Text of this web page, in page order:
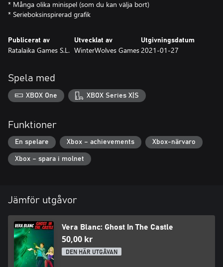
* Många olika minispel (som du kan välja bort)
* Serieboksinspirerad grafik
Publicerat av
Ratalaika Games S.L.
Utvecklat av
WinterWolves Games
Utgivningsdatum
2021-01-27
Spela med
XBOX One XBOX Series X|S
Funktioner
En spelare Xbox – achievements Xbox-närvaro
Xbox – spara i molnet
Jämför utgåvor
Vera Blanc: Ghost In The Castle
50,00 kr
DEN HÄR UTGÅVAN